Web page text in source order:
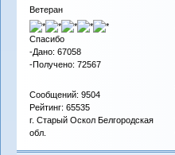
Ветеран
Спасибо
-Дано: 67058
-Получено: 72567
Сообщений: 9504
Рейтинг: 65535
г. Старый Оскол Белгородская
обл.